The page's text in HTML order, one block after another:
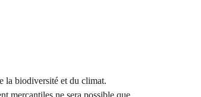
la biodiversité et du climat.
mercantiles ne sera possible que